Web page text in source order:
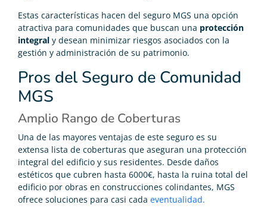
Estas características hacen del seguro MGS una opción
atractiva para comunidades que buscan una protección
integral y desean minimizar riesgos asociados con la
gestión y administración de su patrimonio.
Pros del Seguro de Comunidad
MGS
Amplio Rango de Coberturas
Una de las mayores ventajas de este seguro es su
extensa lista de coberturas que aseguran una protección
integral del edificio y sus residentes. Desde daños
estéticos que cubren hasta 6000€, hasta la ruina total del
edificio por obras en construcciones colindantes, MGS
ofrece soluciones para casi cada eventualidad.